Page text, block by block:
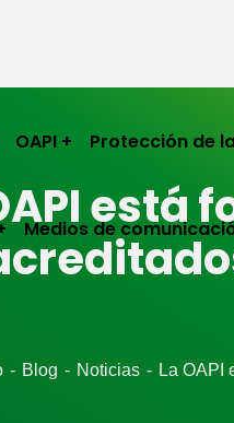
OAPI Protección de
Medios deestá
Blog Noticias La OAPI